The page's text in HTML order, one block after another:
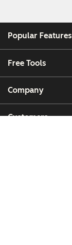
Popular Features
Free Tools
Company
Customers